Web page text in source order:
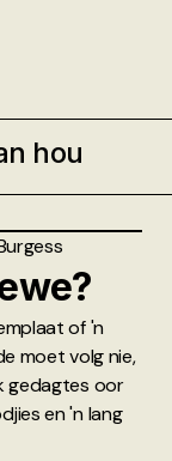
hou
of 'n
moet volg nie,
gedagtes oor
en 'n lang